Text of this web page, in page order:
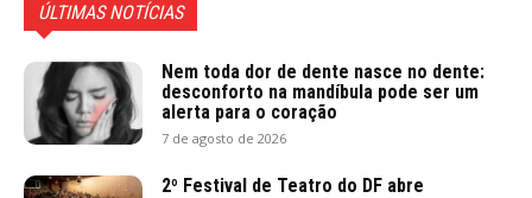
ÚLTIMAS NOTÍCIAS
Nem toda dor de dente nasce no dente:
desconforto na mandíbula pode ser um
alerta para o coração
7 de agosto de 2026
2º Festival de Teatro do DF abre